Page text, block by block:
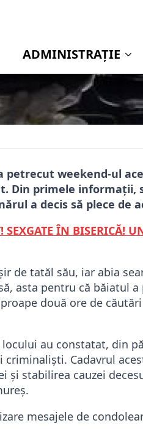
petrecut weekend-ul
Din primele informații,
a decis să plece de
SEXGATE ÎN BISERICĂ!
de tatăl său, iar abia
asta pentru că băiatul
două ore de
au constatat, din
Cadavrul
și stabilirea cauzei
mesajele de